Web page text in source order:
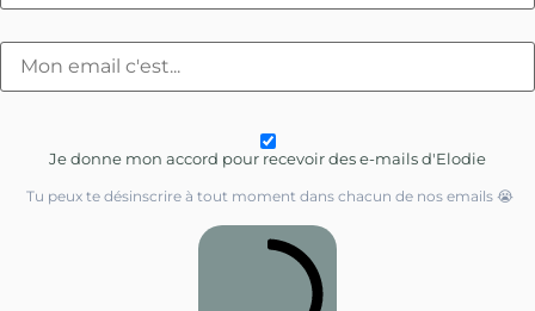
Je donne mon accord pour recevoir des e-mails d'Elodie
Tu peux te désinscrire à tout moment dans chacun de nos emails 😭